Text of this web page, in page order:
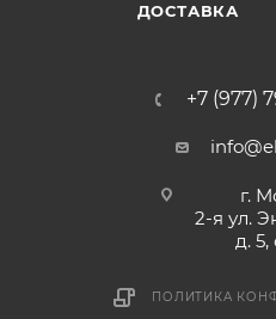
ДОСТАВКА
+7 (977)
г.
2-я ул.
д.
ПОЛИТИКА